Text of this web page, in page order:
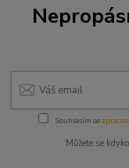
Souhlasím se
Můžete se